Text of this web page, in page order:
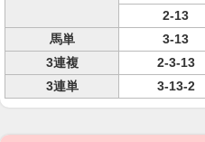
2-13
馬単
3-13
3連複
2-3-13
3連単
3-13-2